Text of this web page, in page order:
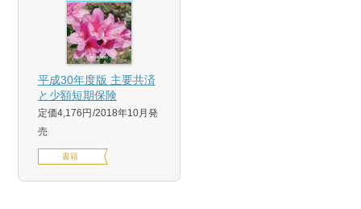
平成30年度版 主要共済
と少額短期保険
定価4,176円 2018年10月発
売
書籍